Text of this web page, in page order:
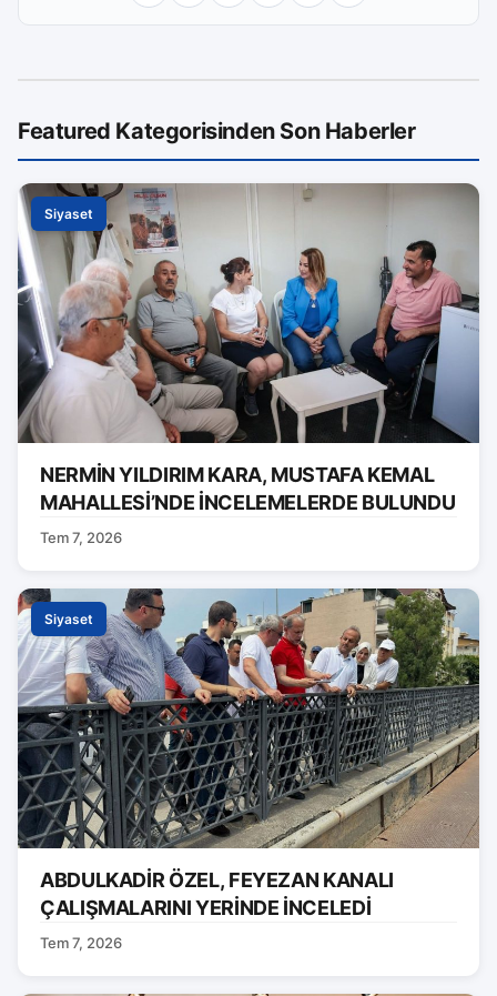
Featured Kategorisinden Son Haberler
Siyaset
NERMİN YILDIRIM KARA, MUSTAFA KEMAL
MAHALLESİ’NDE İNCELEMELERDE BULUNDU
Tem 7, 2026
Siyaset
ABDULKADİR ÖZEL, FEYEZAN KANALI
ÇALIŞMALARINI YERİNDE İNCELEDİ
Tem 7, 2026